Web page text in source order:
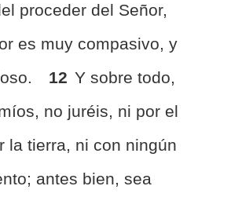
proceder del Señor,
es muy compasivo, y
12 Y sobre todo,
no juréis, ni por el
la tierra, ni con ningún
antes bien, sea